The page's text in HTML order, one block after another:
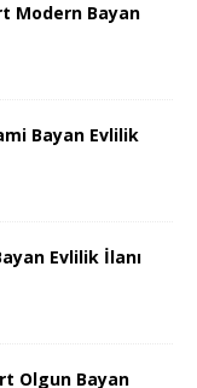
Modern Bayan
Bayan Evlilik
Evlilik İlanı
Olgun Bayan